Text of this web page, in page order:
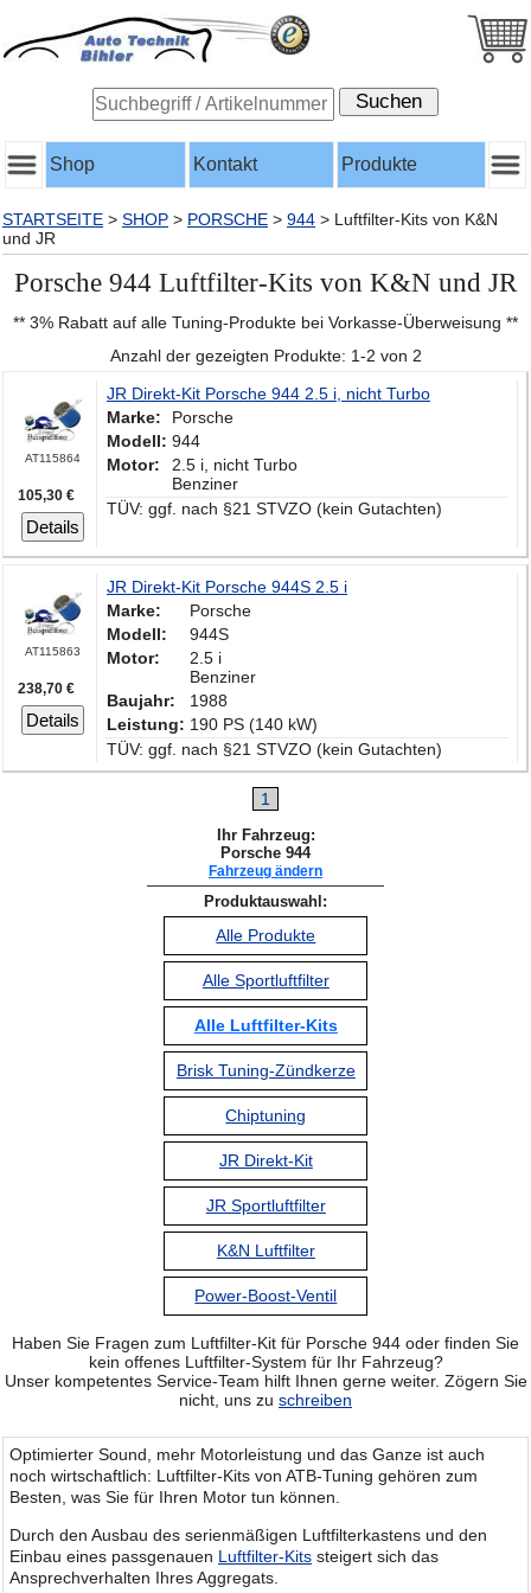
Shop Kontakt Produkte
STARTSEITE > SHOP > PORSCHE > 944 > Luftfilter-Kits von K&N
und JR
Porsche 944 Luftfilter-Kits von K&N und JR
** 3% Rabatt auf alle Tuning-Produkte bei Vorkasse-Überweisung **
Anzahl der gezeigten Produkte: 1-2 von 2
AT115864
105,30 €
Details
JR Direkt-Kit Porsche 944 2.5 i, nicht Turbo
Marke:
Porsche
Modell: 944
Motor:
2.5 i, nicht Turbo
Benziner
TÜV: ggf. nach §21 STVZO (kein Gutachten)
AT115863
238,70 €
Details
JR Direkt-Kit Porsche 944S 2.5 i
Marke:
Porsche
Modell:
944S
Motor:
2.5 i
Benziner
Baujahr:
1988
Leistung: 190 PS (140 kW)
TÜV: ggf. nach §21 STVZO (kein Gutachten)
1
Ihr Fahrzeug:
Porsche 944
Fahrzeug ändern
Produktauswahl:
Alle Produkte
Alle Sportluftfilter
Alle Luftfilter-Kits
Brisk Tuning-Zündkerze
Chiptuning
JR Direkt-Kit
JR Sportluftfilter
K&N Luftfilter
Power-Boost-Ventil
Haben Sie Fragen zum Luftfilter-Kit für Porsche 944 oder finden Sie
kein offenes Luftfilter-System für Ihr Fahrzeug?
Unser kompetentes Service-Team hilft Ihnen gerne weiter. Zögern Sie
nicht, uns zu schreiben
Optimierter Sound, mehr Motorleistung und das Ganze ist auch
noch wirtschaftlich: Luftfilter-Kits von ATB-Tuning gehören zum
Besten, was Sie für Ihren Motor tun können.
Durch den Ausbau des serienmäßigen Luftfilterkastens und den
Einbau eines passgenauen Luftfilter-Kits steigert sich das
Ansprechverhalten Ihres Aggregats.